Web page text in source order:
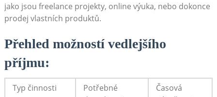
jako jsou freelance projekty, online výuka, nebo dokonce
prodej ⁢vlastních produktů.‍
Přehled možností vedlejšího
příjmu:
Typ činnosti
Potřebné
Časová